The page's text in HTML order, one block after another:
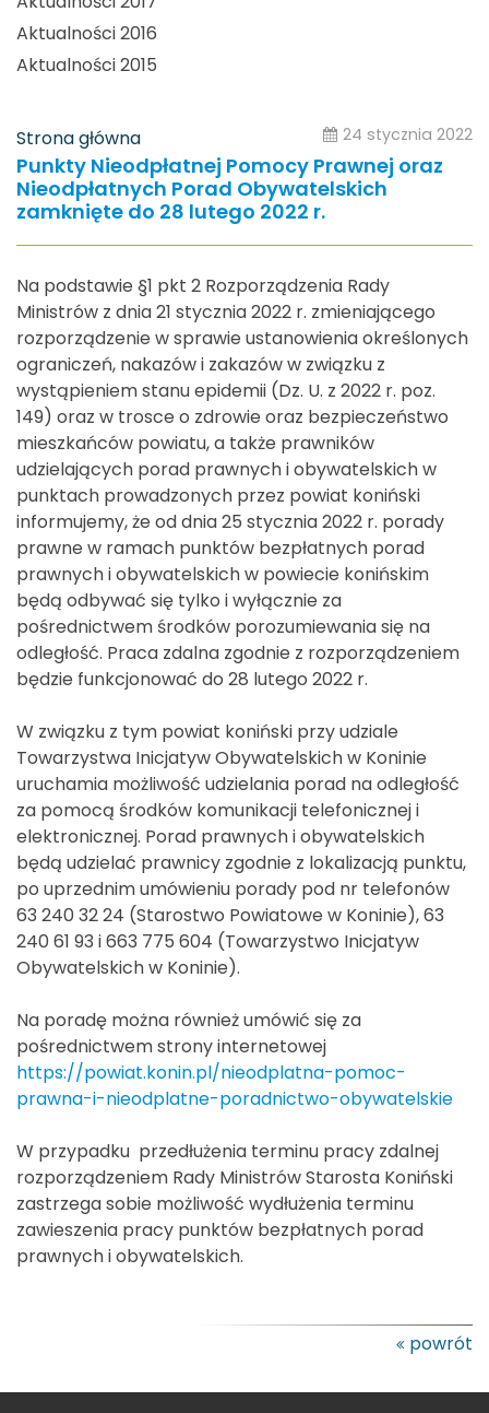
Aktualności 2016
Aktualności 2015
Strona główna 24 stycznia 2022
Punkty Nieodpłatnej Pomocy Prawnej oraz
Nieodpłatnych Porad Obywatelskich
zamknięte do 28 lutego 2022 r.
Na podstawie §1 pkt 2 Rozporządzenia Rady
Ministrów z dnia 21 stycznia 2022 r. zmieniającego
rozporządzenie w sprawie ustanowienia określonych
ograniczeń, nakazów i zakazów w związku z
wystąpieniem stanu epidemii (Dz. U. z 2022 r. poz.
149) oraz w trosce o zdrowie oraz bezpieczeństwo
mieszkańców powiatu, a także prawników
udzielających porad prawnych i obywatelskich w
punktach prowadzonych przez powiat koniński
informujemy, że od dnia 25 stycznia 2022 r. porady
prawne w ramach punktów bezpłatnych porad
prawnych i obywatelskich w powiecie konińskim
będą odbywać się tylko i wyłącznie za
pośrednictwem środków porozumiewania się na
odległość. Praca zdalna zgodnie z rozporządzeniem
będzie funkcjonować do 28 lutego 2022 r.
W związku z tym powiat koniński przy udziale
Towarzystwa Inicjatyw Obywatelskich w Koninie
uruchamia możliwość udzielania porad na odległość
za pomocą środków komunikacji telefonicznej i
elektronicznej. Porad prawnych i obywatelskich
będą udzielać prawnicy zgodnie z lokalizacją punktu,
po uprzednim umówieniu porady pod nr telefonów
63 240 32 24 (Starostwo Powiatowe w Koninie), 63
240 61 93 i 663 775 604 (Towarzystwo Inicjatyw
Obywatelskich w Koninie).
Na poradę można również umówić się za
pośrednictwem strony internetowej
https://powiat.konin.pl/nieodplatna-pomoc-
prawna-i-nieodplatne-poradnictwo-obywatelskie
W przypadku przedłużenia terminu pracy zdalnej
rozporządzeniem Rady Ministrów Starosta Koniński
zastrzega sobie możliwość wydłużenia terminu
zawieszenia pracy punktów bezpłatnych porad
prawnych i obywatelskich.
powrót